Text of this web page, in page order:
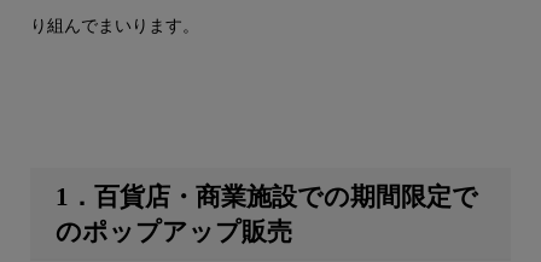
り組んでまいります。
1．百貨店・商業施設での期間限定で
のポップアップ販売